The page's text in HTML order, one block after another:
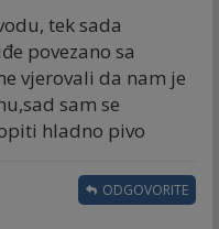
tek sada
povezano sa
vjerovali da nam je
sam se
hladno pivo
ODGOVORITE